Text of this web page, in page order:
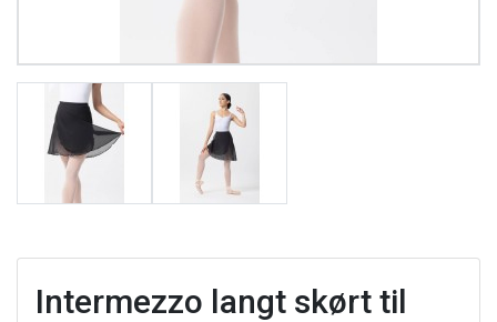
Intermezzo langt skørt til